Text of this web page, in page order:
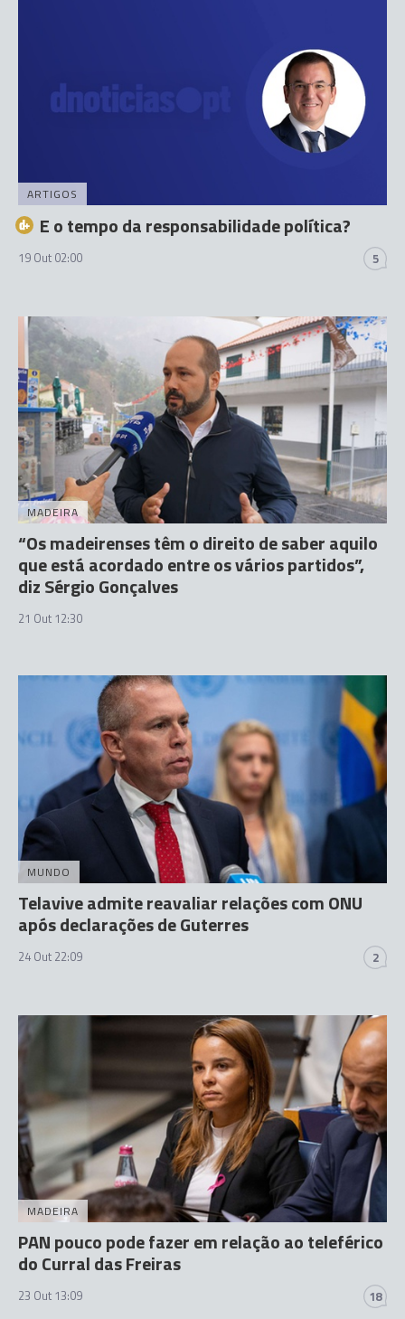
ARTIGOS
E o tempo da responsabilidade política?
19 Out 02:00 5
MADEIRA
“Os madeirenses têm o direito de saber aquilo
que está acordado entre os vários partidos”,
diz Sérgio Gonçalves
21 Out 12:30
MUNDO
Telavive admite reavaliar relações com ONU
após declarações de Guterres
24 Out 22:09 2
MADEIRA
PAN pouco pode fazer em relação ao teleférico
do Curral das Freiras
23 Out 13:09 18